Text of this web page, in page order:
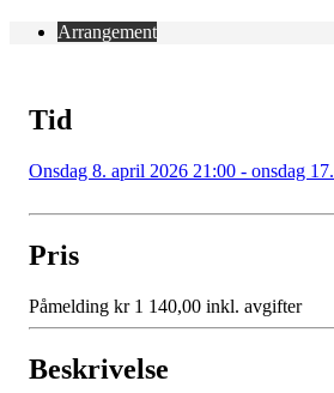
Arrangement
Tid
Onsdag 8. april 2026 21:00 - onsdag
Pris
Påmelding kr 1 140,00 inkl. avgifter
Beskrivelse